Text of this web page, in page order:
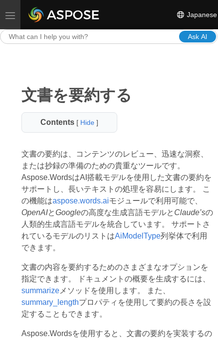
Toggle navigation Japanese
Ask AI
文書を要約する
Contents [ Hide]
文書の要約は、コンテンツのレビュー、迅速な洞察、
または抄録の準備のための貴重なツールです。
Aspose.WordsはAI搭載モデルを使用した文書の要約を
サポートし、長いテキストの処理を容易にします。 こ
の機能はaspose.words.aiモジュールで利用可能で、
OpenAIとGoogleの高度な生成言語モデルと Claude’sの
人類的生成言語モデルを統合しています。 サポートさ
れているモデルのリストはAiModelType列挙体で利用
できます。
文書の内容を要約するためのさまざまなオプションを
指定できます。 ドキュメントの概要を生成するには、
summarizeメソッドを使用します。 また、
summary_lengthプロパティを使用して要約の長さを設
定することもできます。
Aspose.Wordsを使用すると、文書の要約を実装するの